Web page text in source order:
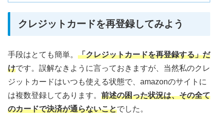
クレジットカードを再登録してみよう
手段はとても簡単。 「クレジットカードを再登録する」だ
けです。誤解なきように言っておきますが、当然私のクレ
ジットカードはいつも使える状態で、amazonのサイトに
は複数登録してあります。 前述の困った状況は、その全て
のカードで決済が通らないことでした。